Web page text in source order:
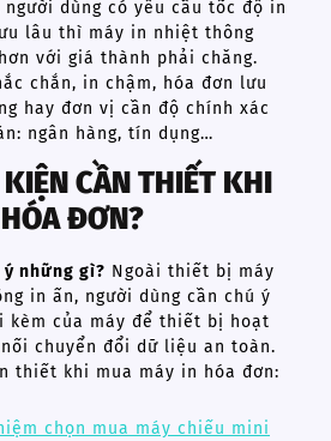
dùng có yêu cầu tốc độ in
lâu thì máy in nhiệt thông
với giá thành phải chăng.
chắn, in chậm, hóa đơn lưu
hay đơn vị cần độ chính xác
ngân hàng, tín dụng…
CẦN THIẾT KHI
ĐƠN?
những gì? Ngoài thiết bị máy
in ấn, người dùng cần chú ý
kèm của máy để thiết bị hoạt
chuyển đổi dữ liệu an toàn.
thiết khi mua máy in hóa đơn:
chọn mua máy chiếu mini